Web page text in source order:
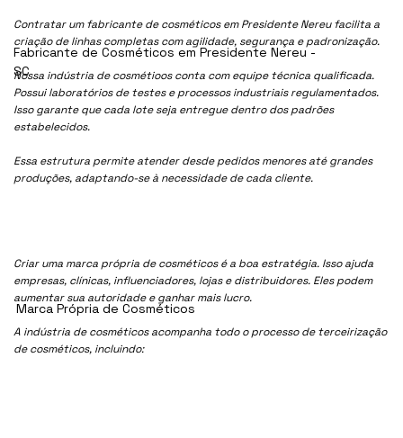
Contratar um fabricante de cosméticos em Presidente Nereu facilita a
criação de linhas completas com agilidade, segurança e padronização.
Nossa indústria de cosmétioos conta com equipe técnica qualificada.
Possui laboratórios de testes e processos industriais regulamentados.
Isso garante que cada lote seja entregue dentro dos padrões
estabelecidos.
Essa estrutura permite atender desde pedidos menores até grandes
produções, adaptando-se à necessidade de cada cliente.
Criar uma marca própria de cosméticos é a boa estratégia. Isso ajuda
empresas, clínicas, influenciadores, lojas e distribuidores. Eles podem
aumentar sua autoridade e ganhar mais lucro.
A indústria de cosméticos acompanha todo o processo de terceirização
de cosméticos, incluindo:
Fabricante de Cosméticos em Presidente Nereu -
SC
Marca Própria de Cosméticos